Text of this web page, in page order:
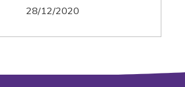
28/12/2020